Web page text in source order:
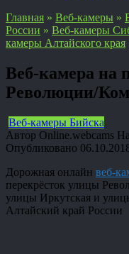
Главная » Веб-камеры »
России » Веб-камеры
камеры Алтайского края
Веб-камера на
Революции/
Веб-камеры Бийска
Автор Online.webcams
Опубликовано
Дорожная онлайн веб-
перекрёсток улицы
улицы Иркутская и
Алтайский край России